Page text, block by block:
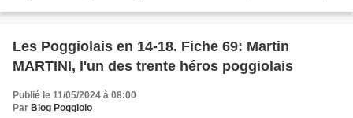
Les Poggiolais en 14-18. Fiche 69: Martin
MARTINI, l'un des trente héros poggiolais
Publié le 11/05/2024 à 08:00
Par Blog Poggiolo